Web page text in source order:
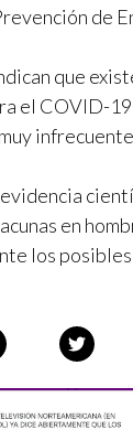
de
que
el COVID-
en
los